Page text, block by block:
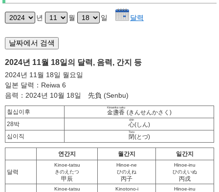
년 월 일 달력
2024년 11월 18일의 달력, 음력, 간지 등
2024년 11월 18일 월요일
일본 달력：Reiwa 6
음력：2024년 10월 18일 先負 (Senbu)
칠십이후 金盞香
Kinsenka saku
(きんせんかさく)
28박
心
shin
(しん)
십이직
閉
Tozu
(とづ)
연간지 월간지 일간지
달력
Kinoe-tatsu
きのえたつ
甲辰
Hinoe-ne
ひのえね
丙子
Hinoe-inu
ひのえいぬ
丙戌
Kinoe-tatsu
Kinotono-i
Hinoe-inu